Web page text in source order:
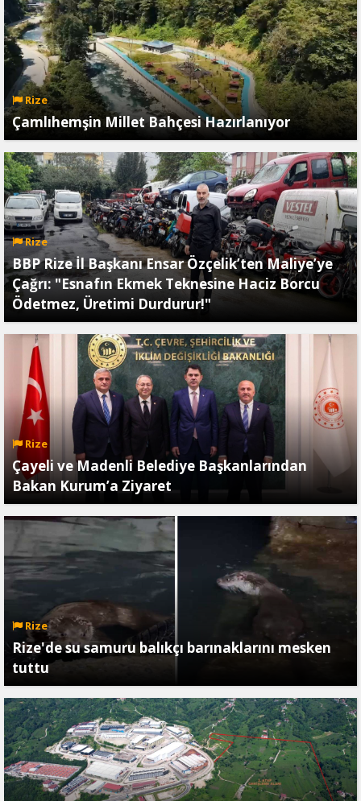
Rize
Çamlıhemşin Millet Bahçesi Hazırlanıyor
Rize
BBP Rize İl Başkanı Ensar Özçelik’ten Maliye’ye
Çağrı: "Esnafın Ekmek Teknesine Haciz Borcu
Ödetmez, Üretimi Durdurur!"
Rize
Çayeli ve Madenli Belediye Başkanlarından
Bakan Kurum’a Ziyaret
Rize
Rize'de su samuru balıkçı barınaklarını mesken
tuttu